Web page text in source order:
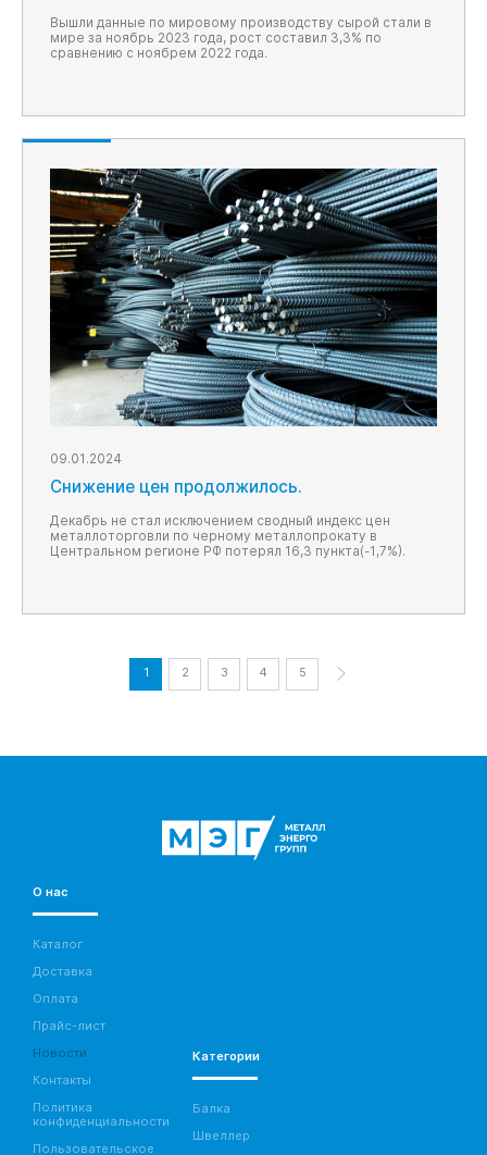
Вышли данные по мировому производству сырой стали в
мире за ноябрь 2023 года, рост составил 3,3% по
сравнению с ноябрем 2022 года.
09.01.2024
Снижение цен продолжилось.
Декабрь не стал исключением сводный индекс цен
металлоторговли по черному металлопрокату в
Центральном регионе РФ потерял 16,3 пункта(-1,7%).
1 2 3 4 5
О нас
Каталог
Доставка
Оплата
Прайс-лист
Новости
Контакты
Политика
конфиденциальности
Пользовательское
Категории
Балка
Швеллер